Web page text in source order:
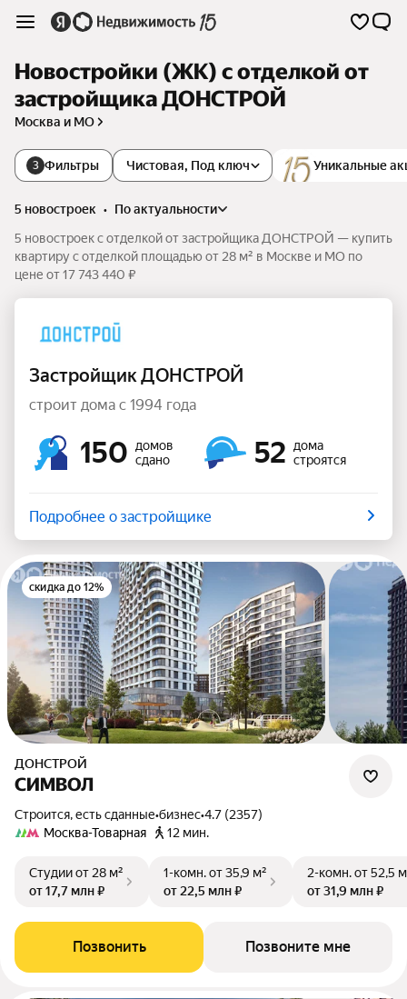
Новостройки (ЖК) с отделкой от
застройщика ДОНСТРОЙ
Москва и МО
3 Фильтры Уникальные
Чистовая, Под ключ
5 новостроек •
по актуальности
5 новостроек с отделкой от застройщика ДОНСТРОЙ — купить
квартиру с отделкой площадью от 28 м² в Москве и МО по
цене от 17 743 440 ₽
Застройщик ДОНСТРОЙ
строит дома с 1994 года
150
домов
сдано
52
дома
строятся
Подробнее о застройщике
скидка до 12%
ДОНСТРОЙ
СИМВОЛ
Строится, есть сданные•бизнес•4.7 (2357)
Москва-Товарная
12 мин.
Студииот 28 м²
от 17,7 млн ₽
1-комн.от 35,9 м²
от 22,5 млн ₽
2-комн.от 52,5
от 31,9 млн ₽
Позвонить Позвоните мне